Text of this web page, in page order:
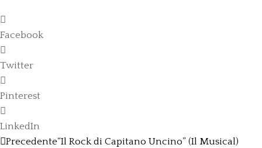
Facebook
Twitter
Pinterest
LinkedIn
Precedente“Il Rock di Capitano Uncino” (Il Musical)